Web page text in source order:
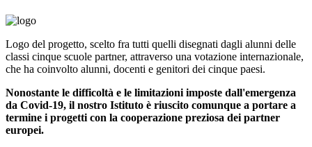
Logo del progetto, scelto fra tutti quelli disegnati dagli alunni delle
classi cinque scuole partner, attraverso una votazione internazionale,
che ha coinvolto alunni, docenti e genitori dei cinque paesi.
Nonostante le difficoltà e le limitazioni imposte dall'emergenza
da Covid-19, il nostro Istituto è riuscito comunque a portare a
termine i progetti con la cooperazione preziosa dei partner
europei.